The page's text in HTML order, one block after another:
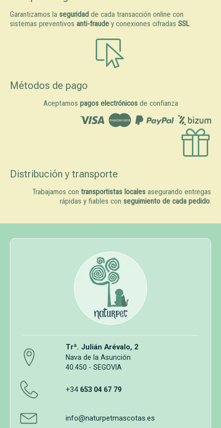
Garantizamos la seguridad de cada transacción online con
sistemas preventivos anti-fraude y conexiones cifradas SSL.
Métodos de pago
Aceptamos pagos electrónicosde confianza
Distribución y transporte
Trabajamos con transportistas locales asegurando entregas
rápidas y fiables con seguimiento de cada pedido.
Trª. Julián Arévalo, 2
Nava de la Asunción
40.450 - SEGOVIA
+34 653 04 67 79
info@naturpetmascotas.es